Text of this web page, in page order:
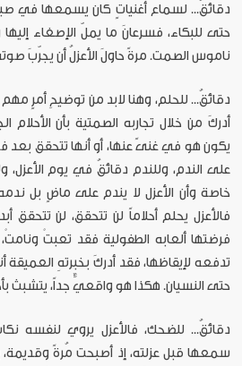
دقائقُ... لسماع أغنياتٍ كان يسمعها في
حتى للبكاء، فسرعانَ ما يملّ الإصغاء
ناموس الصمت. مرةً حاولَ الأعزلُ أن يجرّبَ
دقائقُ... للحلم، وهنا لابد من توضيحِ أمرٍ مهم
أدركَ من خلال تجاربه الصمتية بأن
يكون هو في غنىً عنها، أو أنها تتحقق بعد
على الندم، وللندم دقائقُ في يوم
خاصة وأن الأعزل لا يندم على ماضٍ بل
فالأعزل يحلم أحلاماً لن تتحقق، لن تتحقق
فرضتها ألعابه الطفولية فقد تعبتْ
تدفعه لإيقاظها، فقد أدركَ بخبرتهِ العميقة
حتى النسيان. هكذا هو واقعيٌّ جداً، يتشبث
دقائقُ... للضحك، فالأعزل يروي لنفسه
سمعها قبل عزلته، إذ أصبحت مُرةً